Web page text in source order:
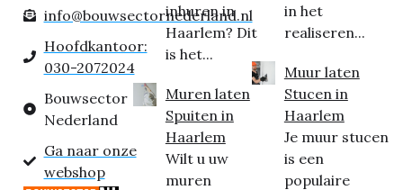
info@bouwsectornederland.nl
Hoofdkantoor:
030-2072024
Bouwsector
Nederland
Ga naar onze
webshop
inhuren in
Haarlem? Dit
is het...
Muren laten
Spuiten in
Haarlem
Wilt u uw
muren
in het
realiseren...
Muur laten
Stucen in
Haarlem
Je muur stucen
is een
populaire